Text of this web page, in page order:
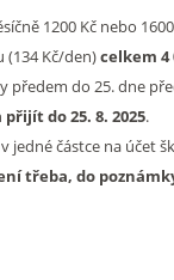
1200 Kč nebo
(134 Kč/den)celkem 4
předem do 25. dne
do 25. 8. 2025.
jedné částce na účet
třeba, do